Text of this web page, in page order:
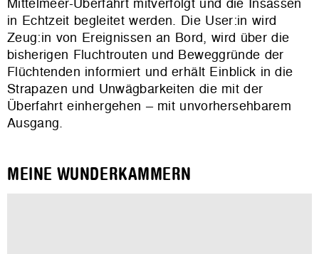
in Echtzeit begleitet werden. Die User:in wird
Zeug:in von Ereignissen an Bord, wird über die
bisherigen Fluchtrouten und Beweggründe der
Flüchtenden informiert und erhält Einblick in die
Strapazen und Unwägbarkeiten die mit der
Überfahrt einhergehen – mit unvorhersehbarem
Ausgang.
MEINE WUNDERKAMMERN